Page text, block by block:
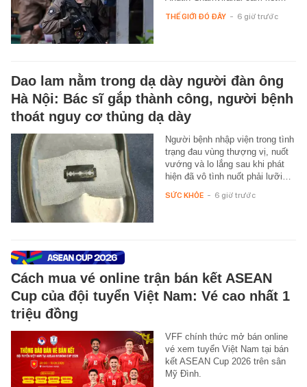
THẾ GIỚI ĐÓ ĐÂY - 6 giờ trước
Dao lam nằm trong dạ dày người đàn ông
Hà Nội: Bác sĩ gắp thành công, người bệnh
thoát nguy cơ thủng dạ dày
Người bệnh nhập viện trong tình
trạng đau vùng thượng vị, nuốt
vướng và lo lắng sau khi phát
hiện đã vô tình nuốt phải lưỡi…
SỨC KHỎE - 6 giờ trước
Cách mua vé online trận bán kết ASEAN
Cup của đội tuyển Việt Nam: Vé cao nhất 1
triệu đồng
VFF chính thức mở bán online
vé xem tuyển Việt Nam tại bán
kết ASEAN Cup 2026 trên sân
Mỹ Đình.